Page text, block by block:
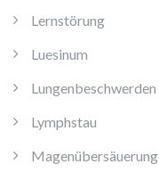
Lernstörung
Luesinum
Lungenbeschwerden
Lymphstau
Magenübersäuerung